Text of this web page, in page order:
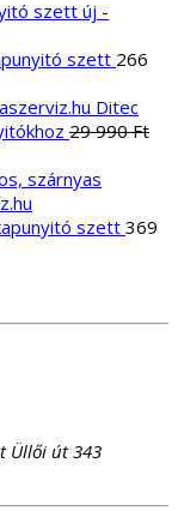
szett 266
Ditec
29 990Ft
szett 369
Üllői út 343